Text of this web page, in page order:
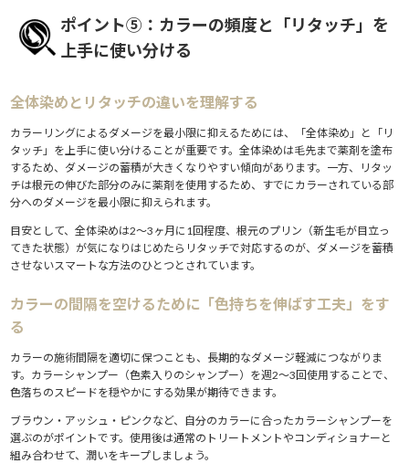
ポイント⑤：カラーの頻度と「リタッチ」を
上手に使い分ける
全体染めとリタッチの違いを理解する
カラーリングによるダメージを最小限に抑えるためには、「全体染め」と「リ
タッチ」を上手に使い分けることが重要です。全体染めは毛先まで薬剤を塗布
するため、ダメージの蓄積が大きくなりやすい傾向があります。一方、リタッ
チは根元の伸びた部分のみに薬剤を使用するため、すでにカラーされている部
分へのダメージを最小限に抑えられます。
目安として、全体染めは2〜3ヶ月に1回程度、根元のプリン（新生毛が目立っ
てきた状態）が気になりはじめたらリタッチで対応するのが、ダメージを蓄積
させないスマートな方法のひとつとされています。
カラーの間隔を空けるために「色持ちを伸ばす工夫」をす
る
カラーの施術間隔を適切に保つことも、長期的なダメージ軽減につながりま
す。カラーシャンプー（色素入りのシャンプー）を週2〜3回使用することで、
色落ちのスピードを穏やかにする効果が期待できます。
ブラウン・アッシュ・ピンクなど、自分のカラーに合ったカラーシャンプーを
選ぶのがポイントです。使用後は通常のトリートメントやコンディショナーと
組み合わせて、潤いをキープしましょう。